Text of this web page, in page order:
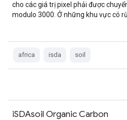
cho các giá trị pixel phải được
modulo 3000. Ở những khu vực có
africa isda soil
iSDAsoil Organic Carbon